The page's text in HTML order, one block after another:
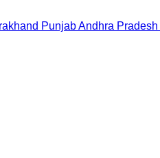
PunjabAndhra Pradesh